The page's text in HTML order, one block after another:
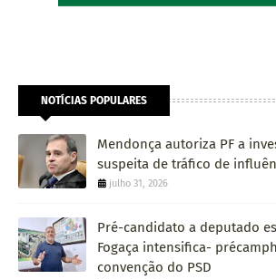
NOTÍCIAS POPULARES
Mendonça autoriza PF a
suspeita de tráfico de
julho 31, 2026
Pré-candidato a deputado
Fogaça intensifica-
convenção do PSD